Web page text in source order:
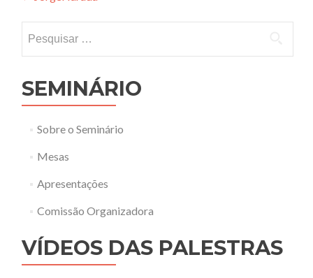
navigation
por:
SEMINÁRIO
Sobre o Seminário
Mesas
Apresentações
Comissão Organizadora
VÍDEOS DAS PALESTRAS